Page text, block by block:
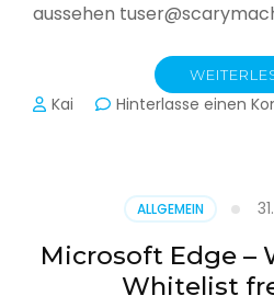
aussehen
Kai Hinterlasse einen
ALLGEMEIN
Microsoft Edge –
Whitelist